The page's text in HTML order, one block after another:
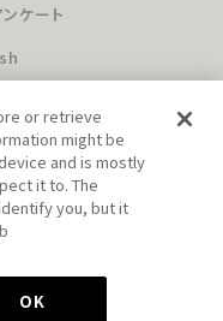
ケート
無断利用を禁じます。
or retrieve
might be
and is mostly
it to. The
you, but it
OK